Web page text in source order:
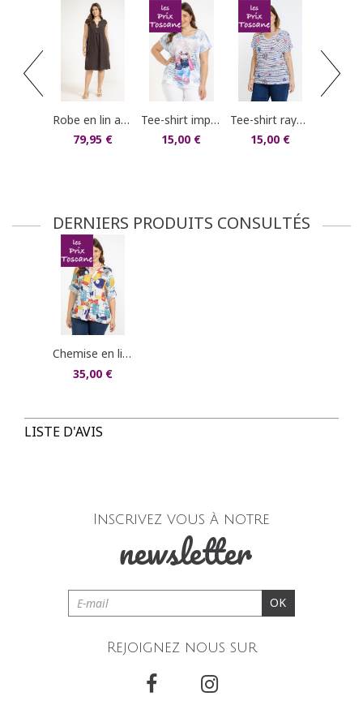
commandes/détails").
robe en lin avec broche
79,95 €
tee-shirt imprimé ours
15,00 €
tee-shirt rayé imprimé coeurs
15,00 €
DERNIERS PRODUITS CONSULTÉS
chemise en lin imprimée poissons
35,00 €
LISTE D'AVIS
Inscrivez vous à notre
newsletter
OK
Rejoignez nous sur